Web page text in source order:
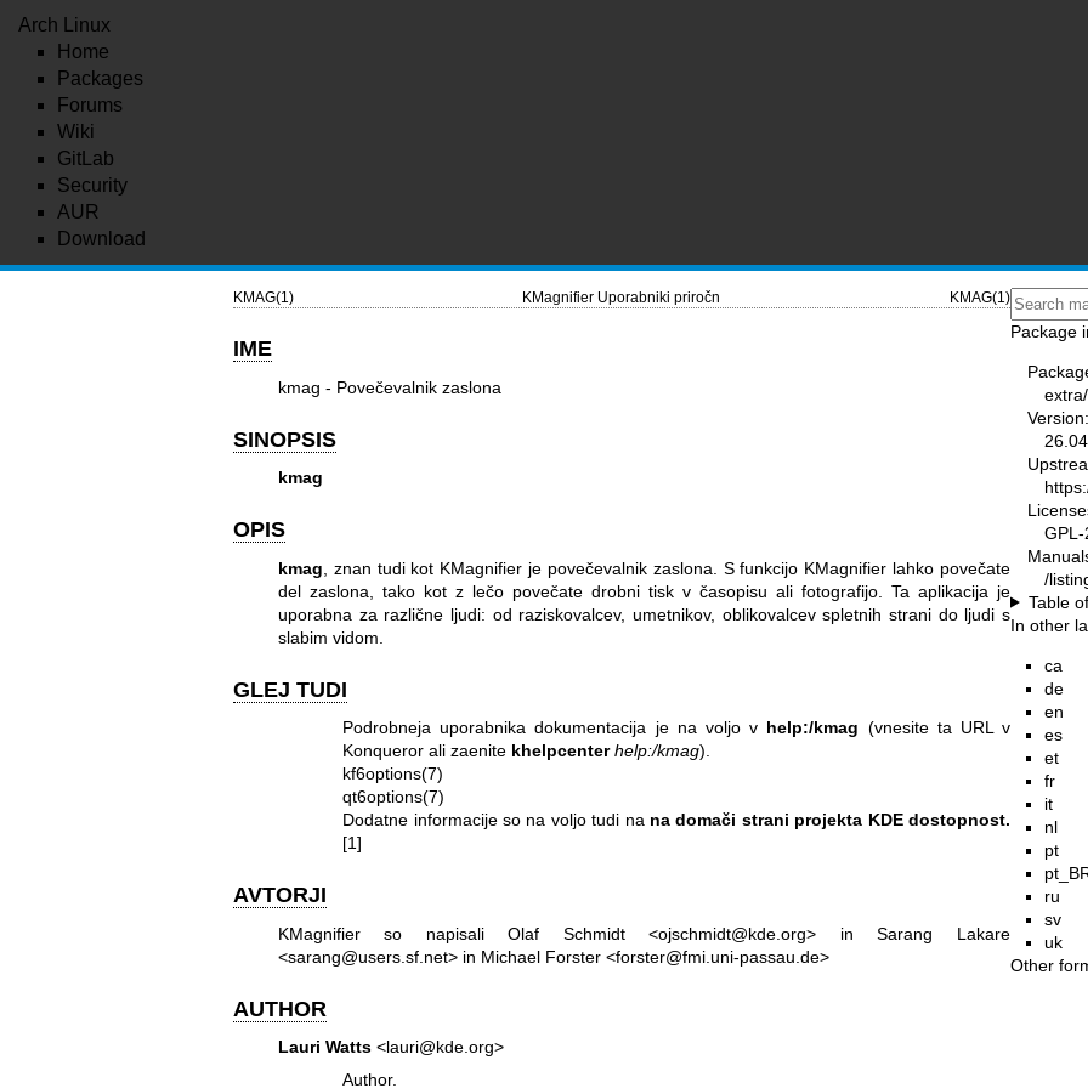
Arch Linux
Home
Packages
Forums
Wiki
GitLab
Security
AUR
Download
KMAG(1) KMagnifier Uporabniki priročn KMAG(1)
IME
kmag - Povečevalnik zaslona
SINOPSIS
kmag
OPIS
kmag , znan tudi kot KMagnifier je povečevalnik zaslona. S funkcijo KMagnifier lahko povečate
del zaslona, tako kot z lečo povečate drobni tisk v časopisu ali fotografijo. Ta aplikacija je
uporabna za različne ljudi: od raziskovalcev, umetnikov, oblikovalcev spletnih strani do ljudi s
slabim vidom.
GLEJ TUDI
Podrobneja uporabnika dokumentacija je na voljo v help:/kmag (vnesite ta URL v
Konqueror ali zaenite khelpcenter help:/kmag).
kf6options(7)
qt6options(7)
Dodatne informacije so na voljo tudi na na domači strani projekta KDE dostopnost.
[1]
AVTORJI
KMagnifier so napisali Olaf Schmidt <ojschmidt@kde.org> in Sarang Lakare
<sarang@users.sf.net> in Michael Forster <forster@fmi.uni-passau.de>
AUTHOR
Lauri Watts<lauri@kde.org>
Author.
Package
Version:
/
Table
In other
ca
de
en
es
et
fr
it
nl
pt
ru
sv
uk
Other